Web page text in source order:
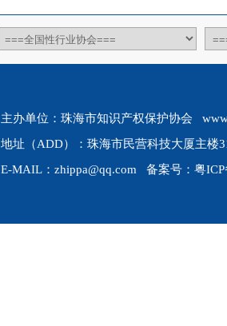
主办单位：珠海市知识产权保护协会
地址（ADD）：珠海市民营科技大厦主楼
E-MAIL：zhippa@qq.com 备案号： 粤